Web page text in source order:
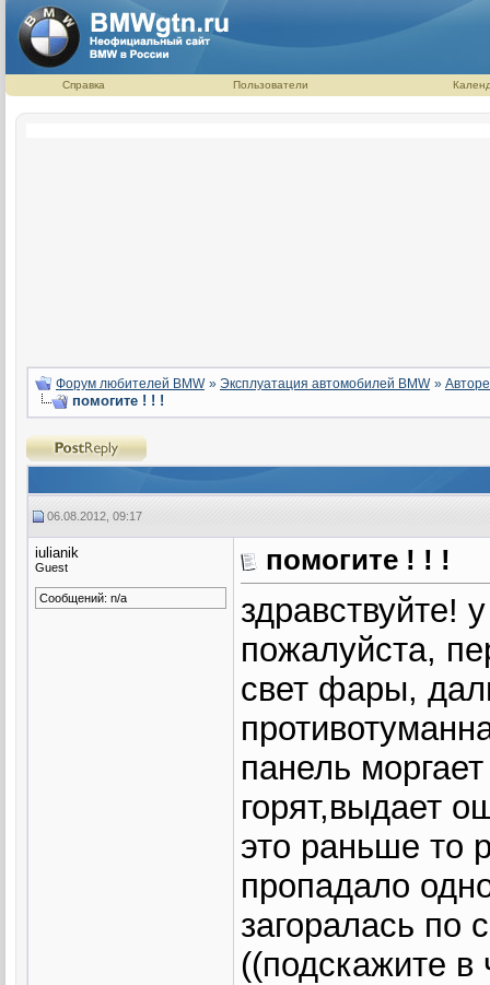
Справка Пользователи
Форум любителей BMW » Эксплуатация автомобилей BMW »
помогите ! ! !
06.08.2012, 09:17
iulianik
Guest
Сообщений: n/a
помогите ! ! !
здравствуйте!
пожалуйста,
свет фары,
панель
горят,выдает
это раньше то
пропадало
загоралась по
((подскажите